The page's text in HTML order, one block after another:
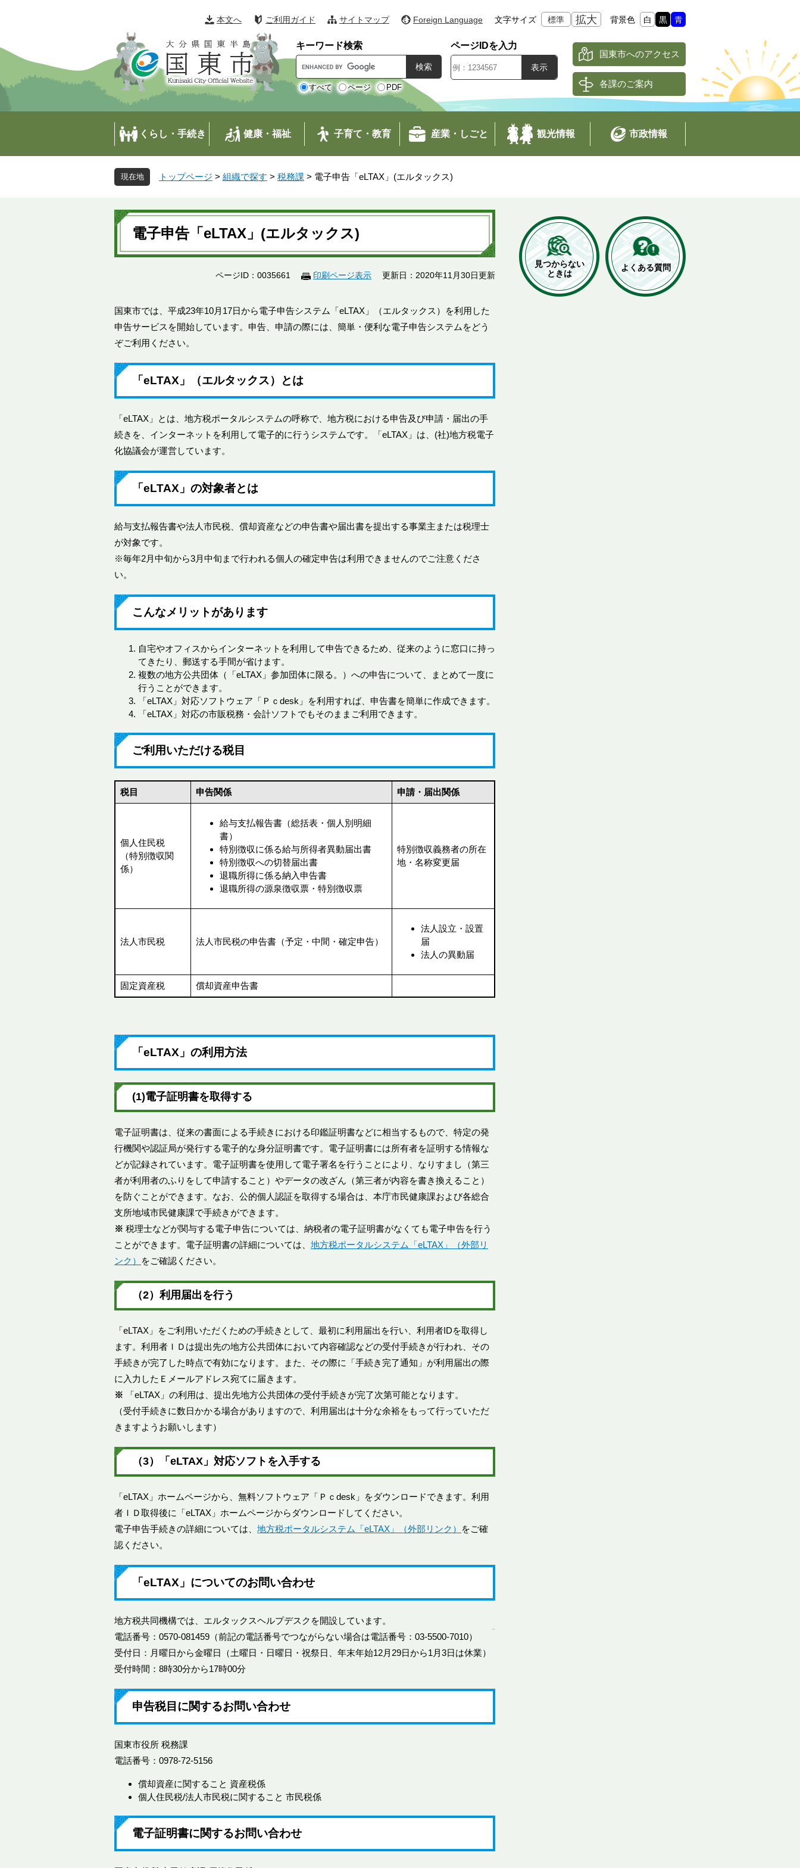
の
で
す
。
ー
ば
し
て
本文へ ご利用ガイド サイトマップ Foreign Language 文字サイズ 標準 拡大 背景色 白 黒 青
キーワード検索
o
o
l
ム
すべて ページ PDF
ページIDを入力
国東市へのアクセス
各課のご案内
くらし・手続き 健康・福祉 子育て・教育 産業・しごと 観光情報 市政情報
トップページ > 組織で探す > 税務課 > 電子申告「eLTAX」(エルタックス)
本
文
電子申告「eLTAX」(エルタックス)
ページID：0035661 印刷ページ表示 更新日：2020年11月30日更新
国東市では、平成23年10月17日から電子申告システム「eLTAX」（エルタックス）を利用した
申告サービスを開始しています。申告、申請の際には、簡単・便利な電子申告システムをどう
ぞご利用ください。
「eLTAX」（エルタックス）とは
「eLTAX」とは、地方税ポータルシステムの呼称で、地方税における申告及び申請・届出の手
続きを、インターネットを利用して電子的に行うシステムです。「eLTAX」は、(社)地方税電子
化協議会が運営しています。
「eLTAX」の対象者とは
給与支払報告書や法人市民税、償却資産などの申告書や届出書を提出する事業主または税理士
が対象です。
※毎年2月中旬から3月中旬まで行われる個人の確定申告は利用できませんのでご注意くださ
い。
こんなメリットがあります
自宅やオフィスからインターネットを利用して申告できるため、従来のように窓口に持っ
てきたり、郵送する手間が省けます。
複数の地方公共団体（「eLTAX」参加団体に限る。）への申告について、まとめて一度に
行うことができます。
「eLTAX」対応ソフトウェア「Ｐｃdesk」を利用すれば、申告書を簡単に作成できます。
「eLTAX」対応の市販税務・会計ソフトでもそのままご利用できます。
ご利用いただける税目
税目 申告関係 申請・届出関係
個人住民税
（特別徴収関
係）
給与支払報告書（総括表・個人別明細
書）
特別徴収に係る給与所得者異動届出書
特別徴収への切替届出書
退職所得に係る納入申告書
退職所得の源泉徴収票・特別徴収票
特別徴収義務者の所在
地・名称変更届
法人市民税 法人市民税の申告書（予定・中間・確定申告）
法人設立・設置
届
法人の異動届
固定資産税 償却資産申告書
「eLTAX」の利用方法
(1)電子証明書を取得する
電子証明書は、従来の書面による手続きにおける印鑑証明書などに相当するもので、特定の発
行機関や認証局が発行する電子的な身分証明書です。電子証明書には所有者を証明する情報な
どが記録されています。電子証明書を使用して電子署名を行うことにより、なりすまし（第三
者が利用者のふりをして申請すること）やデータの改ざん（第三者が内容を書き換えること）
を防ぐことができます。なお、公的個人認証を取得する場合は、本庁市民健康課および各総合
支所地域市民健康課で手続きができます。
※ 税理士などが関与する電子申告については、納税者の電子証明書がなくても電子申告を行う
ことができます。電子証明書の詳細については、 地方税ポータルシステム「eLTAX」（外部リ
ンク）
をご確認ください。
（2）利用届出を行う
「eLTAX」をご利用いただくための手続きとして、最初に利用届出を行い、利用者IDを取得し
ます。利用者ＩＤは提出先の地方公共団体において内容確認などの受付手続きが行われ、その
手続きが完了した時点で有効になります。また、その際に「手続き完了通知」が利用届出の際
に入力したＥメールアドレス宛てに届きます。
※
「eLTAX」の利用は、提出先地方公共団体の受付手続きが完了次第可能となります。
（受付手続きに数日かかる場合がありますので、利用届出は十分な余裕をもって行っていただ
きますようお願いします）
（3）「eLTAX」対応ソフトを入手する
「eLTAX」ホームページから、無料ソフトウェア「Ｐｃdesk」をダウンロードできます。利用
者ＩＤ取得後に「eLTAX」ホームページからダウンロードしてください。
電子申告手続きの詳細については、 地方税ポータルシステム「eLTAX」（外部リンク）
をご確
認ください。
「eLTAX」についてのお問い合わせ
地方税共同機構では、エルタックスヘルプデスクを開設しています。
電話番号：0570-081459（前記の電話番号でつながらない場合は電話番号：03-5500-7010）
受付日：月曜日から金曜日（土曜日・日曜日・祝祭日、年末年始12月29日から1月3日は休業）
受付時間：8時30分から17時00分
申告税目に関するお問い合わせ
国東市役所 税務課
電話番号：0978-72-5156
償却資産に関すること 資産税係
個人住民税/法人市民税に関すること 市民税係
電子証明書に関するお問い合わせ
見つからない
ときは
よくある質問